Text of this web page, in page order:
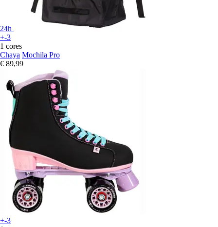
24h
+-3
1 cores
Chaya Mochila Pro
€ 89,99
+-3